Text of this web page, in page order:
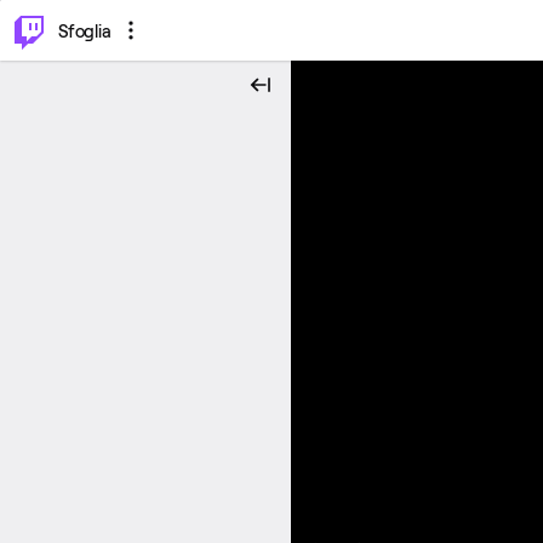
Sfoglia